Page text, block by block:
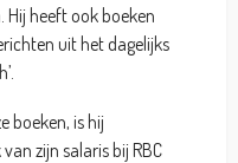
Hij heeft ook boeken
uit het dagelijks
boeken, is hij
zijn salaris bij RBC